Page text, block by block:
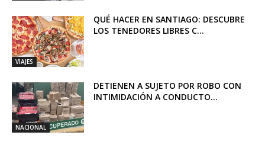
VIAJES
QUÉ HACER EN SANTIAGO: DESCUBRE
LOS TENEDORES LIBRES C...
NACIONAL
DETIENEN A SUJETO POR ROBO CON
INTIMIDACIÓN A CONDUCTO...